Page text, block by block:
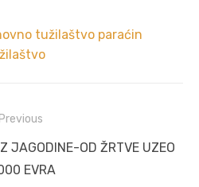
tužilaštvo paraćin
Previous
JAGODINE-OD ŽRTVE UZEO
EVRA